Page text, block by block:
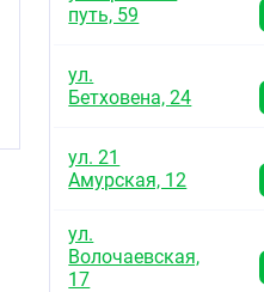
путь, 59
ул.
Бетховена, 24
ул. 21
Амурская, 12
ул.
Волочаевская,
17